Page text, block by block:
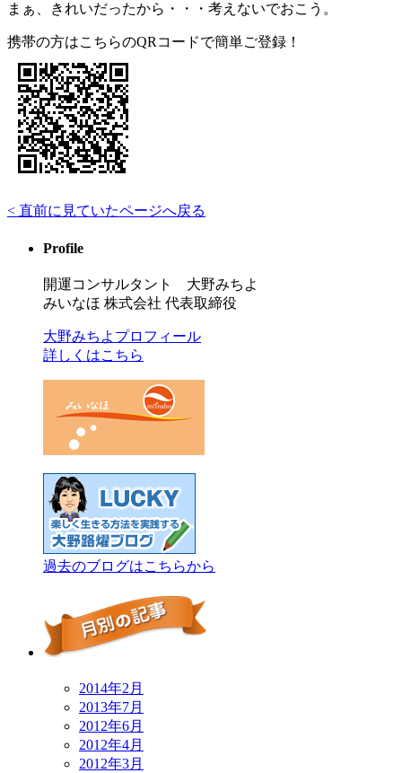
まぁ、きれいだったから・・・考えないでおこう。
携帯の方はこちらのQRコードで簡単ご登録！
< 直前に見ていたページへ戻る
Profile
開運コンサルタント 大野みちよ
みいなほ 株式会社 代表取締役
大野みちよプロフィール
詳しくはこちら
過去のブログはこちらから
2014年2月
2013年7月
2012年6月
2012年4月
2012年3月